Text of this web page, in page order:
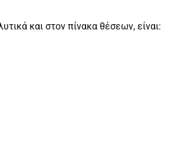
και στον πίνακα θέσεων, είναι: